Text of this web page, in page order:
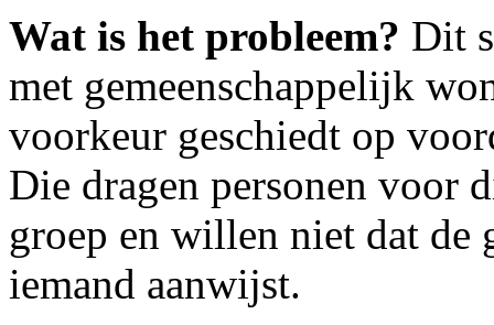
Wat is het probleem? Dit
met gemeenschappelijk
voorkeur geschiedt op
Die dragen personen voor
groep en willen niet dat de
iemand aanwijst.